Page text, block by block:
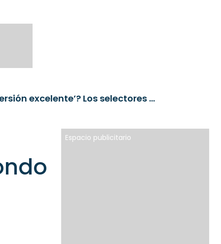
¿Cuál es la definición de un ‘fondo de inversión excelente’? Los selectores responden
Espacio publicitario